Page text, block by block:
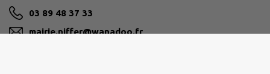
03 89 48 37 33
mairie.niffer@wanadoo.fr